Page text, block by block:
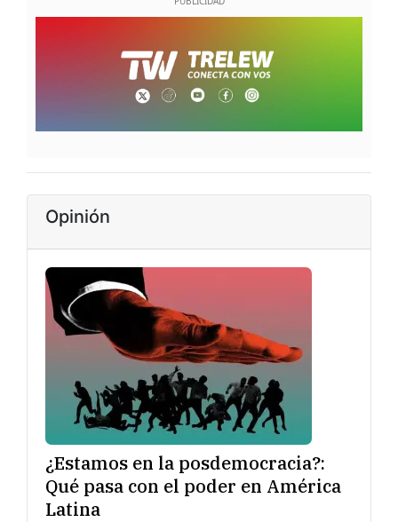
Opinión
¿Estamos en la posdemocracia?:
Qué pasa con el poder en América
Latina